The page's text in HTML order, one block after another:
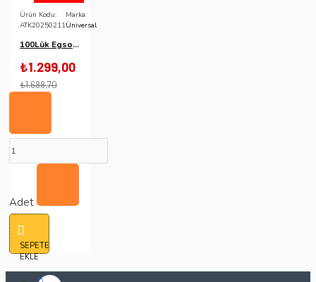
Ürün Kodu:
ATK20250211
Marka:
Üniversal
100Lük Egsoz Adet Akrapoviç
₺1.299,00
₺1.688,70
Adet
SEPETE
EKLE